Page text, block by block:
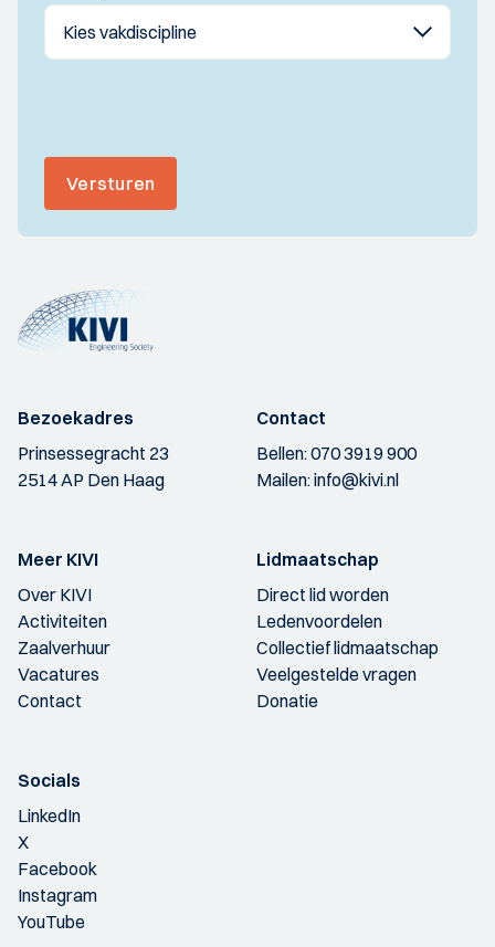
Versturen
Bezoekadres
Prinsessegracht 23
2514 AP Den Haag
Contact
Bellen:070 3919 900
Mailen:info@kivi.nl
Meer KIVI
Over KIVI
Activiteiten
Zaalverhuur
Vacatures
Contact
Lidmaatschap
Direct lid worden
Ledenvoordelen
Collectief lidmaatschap
Veelgestelde vragen
Donatie
Socials
LinkedIn
X
Facebook
Instagram
YouTube